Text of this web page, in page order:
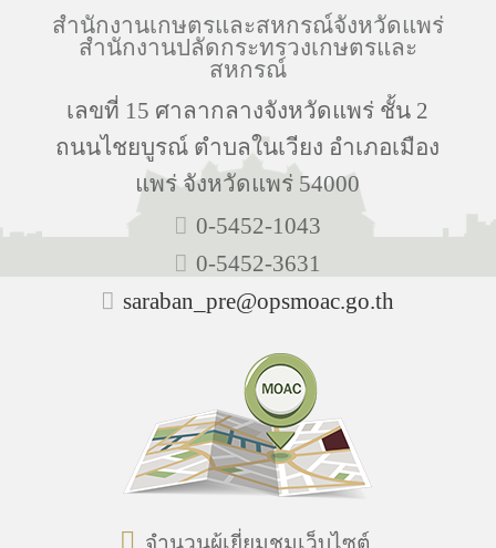
สำนักงานเกษตรและสหกรณ์จังหวัดแพร่
สำนักงานปลัดกระทรวงเกษตรและ
สหกรณ์
เลขที่ 15 ศาลากลางจังหวัดแพร่ ชั้น 2
ถนนไชยบูรณ์ ตำบลในเวียง อำเภอเมือง
แพร่ จังหวัดแพร่ 54000
0-5452-1043
0-5452-3631
saraban_pre@opsmoac.go.th
จำนวนผู้เยี่ยมชมเว็บไซต์